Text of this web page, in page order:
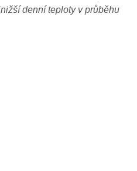
denní teploty v průběhu